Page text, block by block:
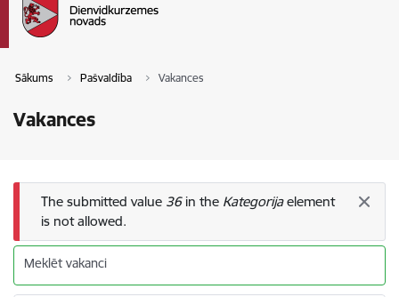
Sākums Pašvaldība Vakances
Vakances
Kļūdas ziņojums
The submitted value 36in the Kategorijaelement
is not allowed.
Meklēt vakanci